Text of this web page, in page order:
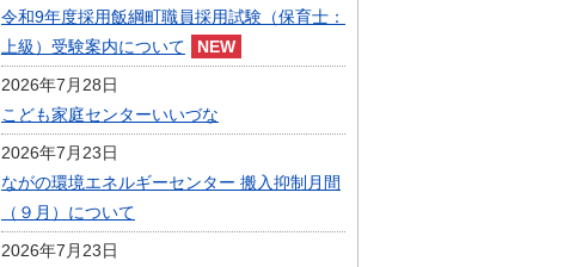
令和9年度採用飯綱町職員採用試験（保育士：
上級）受験案内について
2026年7月28日
こども家庭センターいいづな
2026年7月23日
ながの環境エネルギーセンター 搬入抑制月間
（９月）について
2026年7月23日